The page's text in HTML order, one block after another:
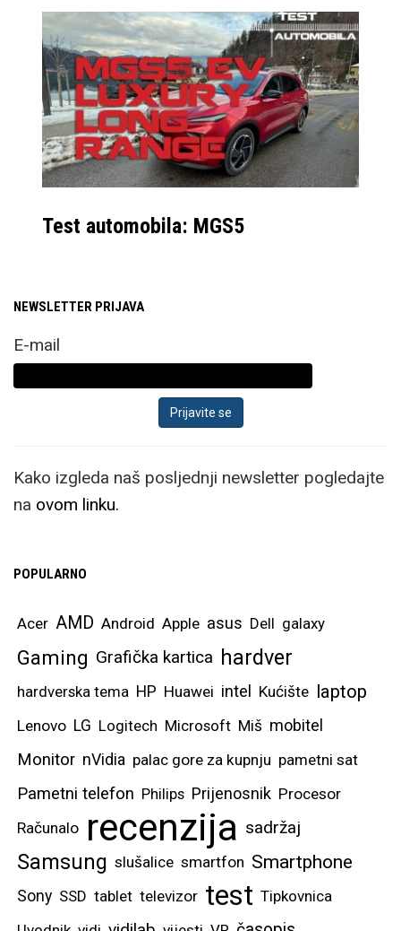
Test automobila: MGS5
NEWSLETTER PRIJAVA
E-mail
Kako izgleda naš posljednji newsletter pogledajte
na ovom linku.
POPULARNO
Acer AMD Android Apple asus Dell galaxy
Gaming Grafička kartica hardver
hardverska tema HP Huawei intel Kućište laptop
Lenovo LG Logitech Microsoft Miš mobitel
Monitor nVidia palac gore za kupnju pametni sat
Pametni telefon Philips Prijenosnik Procesor
Računalo recenzija sadržaj
Samsung slušalice smartfon Smartphone
Sony SSD tablet televizor test Tipkovnica